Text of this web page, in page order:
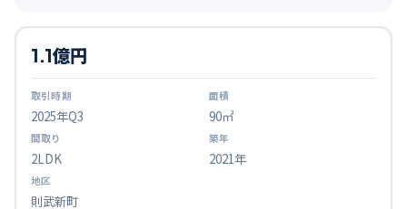
2025年Q3
1.1億円
90㎡
2LDK 2021年
則武新町